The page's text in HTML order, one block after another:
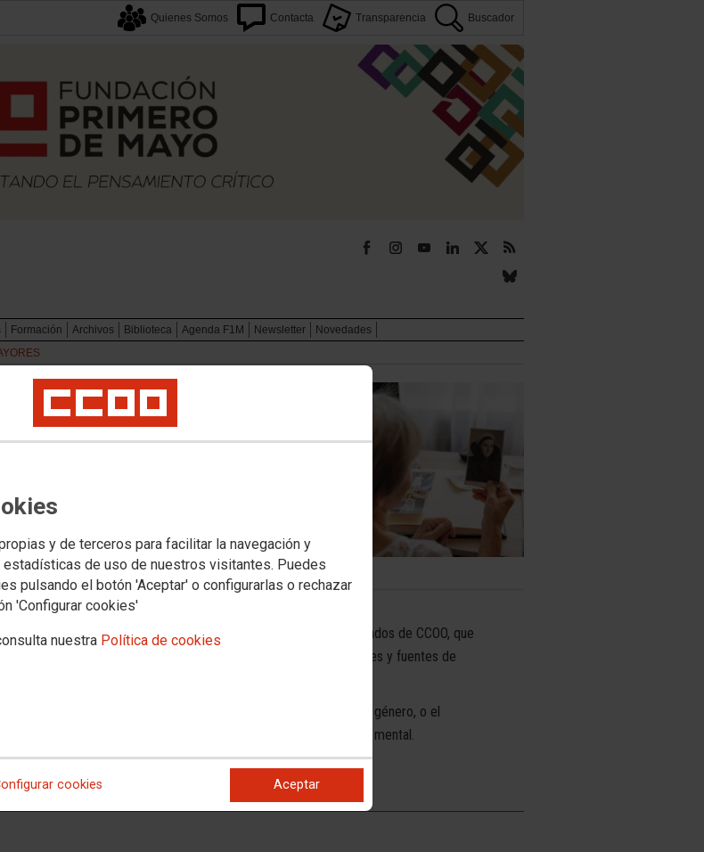
y de terceros para facilitar la navegación y
de uso de nuestros visitantes. Puedes
pulsando el botón 'Aceptar' o configurarlas o rechazar
'Configurar cookies'
nuestra Política de cookies
cookies Aceptar
Quienes Somos Contacta Transparencia Buscador
Formación Archivos Biblioteca Agenda F1M Newsletter
Novedades
en colaboración con la Federación de Pensionistas y Jubilados de CCOO, que
a las personas mayores, a partir de diversos indicadores y fuentes de
como la evolución de las pensiones, incluyendo la brecha de género, o el
el Sistema Nacional de Salud, la soledad no deseada o la salud mental.